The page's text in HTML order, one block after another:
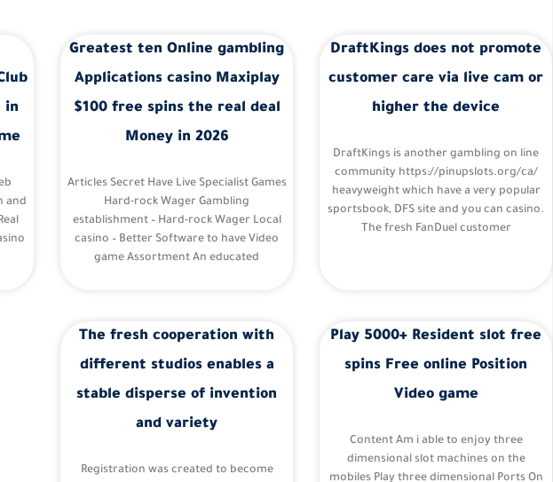
DraftKings does not promote
customer care via live cam or
higher the device
DraftKings is another gambling on line
community https://pinupslots.org/ca/
heavyweight which have a very popular
sportsbook, DFS site and you can casino.
The fresh FanDuel customer
Greatest ten Online gambling
Applications casino Maxiplay
$100 free spins the real deal
Money in 2026
Articles Secret Have Live Specialist Games
Hard-rock Wager Gambling
establishment – Hard-rock Wager Local
casino – Better Software to have Video
game Assortment An educated
in
and
Play 5000+ Resident slot free
spins Free online Position
Video game
Content Am i able to enjoy three
dimensional slot machines on the
mobiles Play three dimensional Ports On
The fresh cooperation with
different studios enables a
stable disperse of invention
and variety
Registration was created to become